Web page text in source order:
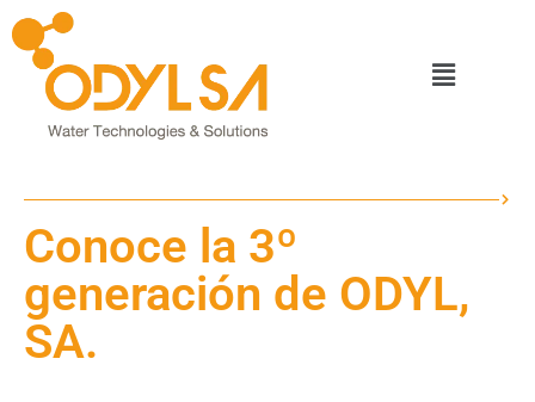
Conoce la 3º
generación de ODYL,
SA.